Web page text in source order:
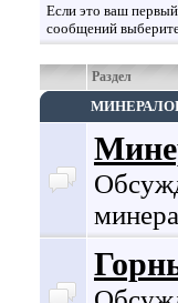
Если это ваш
сообщений
Раздел